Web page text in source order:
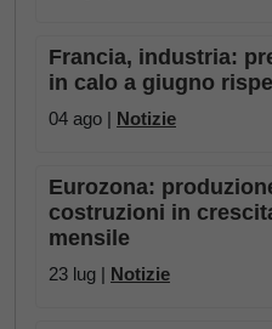
Francia, industria:
in calo a giugno
04 ago | Notizie
Eurozona:
costruzioni in
mensile
23 lug | Notizie